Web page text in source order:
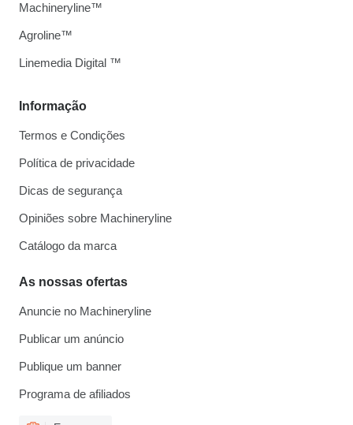
Informação
Termos e Condições
Política de privacidade
Dicas de segurança
Opiniões sobre Machineryline
Catálogo da marca
As nossas ofertas
Anuncie no Machineryline
Publicar um anúncio
Publique um banner
Programa de afiliados
Machineryline™
Agroline™
Linemedia Digital ™